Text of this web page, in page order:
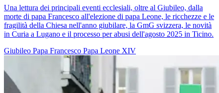
Una lettura dei principali eventi ecclesiali, oltre al Giubileo, dalla
morte di papa Francesco all'elezione di papa Leone, le ricchezze e le
fragilità della Chiesa nell'anno giubilare, la GmG svizzera, le novità
in Curia a Lugano e il processo per abusi dell'agosto 2025 in Ticino.
Giubileo Papa Francesco Papa Leone XIV